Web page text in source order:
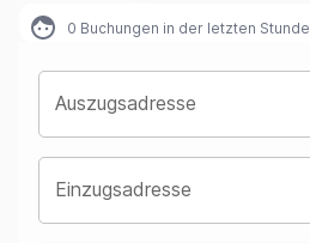
0 Buchungen in der letzten Stunde
Auszugsadresse
Einzugsadresse